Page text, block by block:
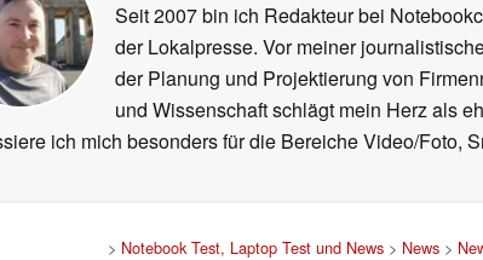
Seit 2007 bin ich Redakteur bei
der Lokalpresse. Vor meiner
der Planung und Projektierung von
und Wissenschaft schlägt mein Herz als
ich mich besonders für die Bereiche Video/Foto,
> Notebook Test, Laptop Test und News > News >